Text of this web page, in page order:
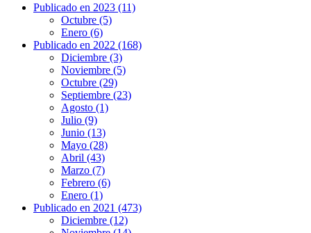
Publicado en 2023 (11)
Octubre (5)
Enero (6)
Publicado en 2022 (168)
Diciembre (3)
Noviembre (5)
Octubre (29)
Septiembre (23)
Agosto (1)
Julio (9)
Junio (13)
Mayo (28)
Abril (43)
Marzo (7)
Febrero (6)
Enero (1)
Publicado en 2021 (473)
Diciembre (12)